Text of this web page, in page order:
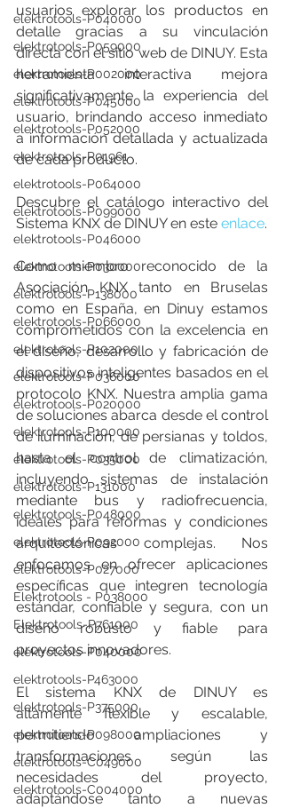
elektrotools-P040000
elektrotools-P059000
elektrotools-P002000
elektrotools-P045000
elektrotools-P052000
elektrotools-P01961
elektrotools-P064000
elektrotools-P099000
elektrotools-P046000
elektrotools-P030000
elektrotools-P138000
elektrotools-P066000
elektrotools-P102000
elektrotools-P036000
elektrotools-P020000
elektrotools-P100000
elektrotools-P035000
elektrotools-P131000
elektrotools-P048000
elektrotools-P092000
elektrotools-P027000
Elektrotools - P038000
Elektrotools-P761000
elektrotools-P040000
elektrotools-P463000
elektrotools-P375000
elektrotools-P098000
elektrotools-C049000
elektrotools-C004000
usuarios explorar los productos en
detalle gracias a su vinculación
directa con el sitio web de DINUY. Esta
herramienta interactiva mejora
significativamente la experiencia del
usuario, brindando acceso inmediato
a información detallada y actualizada
de cada producto.
Descubre el catálogo interactivo del
Sistema KNX de DINUY en este enlace.
Como miembro reconocido de la
Asociación KNX tanto en Bruselas
como en España, en Dinuy estamos
comprometidos con la excelencia en
el diseño, desarrollo y fabricación de
dispositivos inteligentes basados en el
protocolo KNX. Nuestra amplia gama
de soluciones abarca desde el control
de iluminación, de persianas y toldos,
hasta el control de climatización,
incluyendo sistemas de instalación
mediante bus y radiofrecuencia,
ideales para reformas y condiciones
arquitectónicas complejas. Nos
enfocamos en ofrecer aplicaciones
específicas que integren tecnología
estándar, confiable y segura, con un
diseño robusto y fiable para
proyectos innovadores.
El sistema KNX de DINUY es
altamente flexible y escalable,
permitiendo ampliaciones y
transformaciones según las
necesidades del proyecto,
adaptándose tanto a nuevas